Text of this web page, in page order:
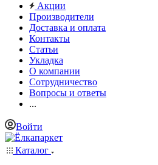
Акции
Производители
Доставка и оплата
Контакты
Статьи
Укладка
О компании
Сотрудничество
Вопросы и ответы
...
Войти
Каталог